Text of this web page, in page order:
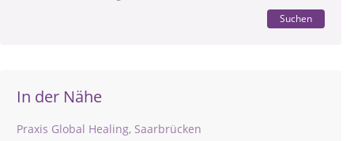
Suchen
In der Nähe
Praxis Global Healing, Saarbrücken